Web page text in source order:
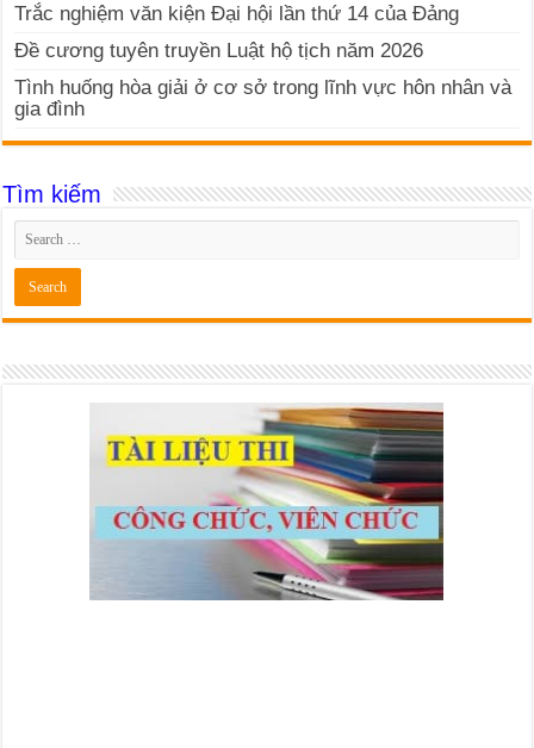
Trắc nghiệm văn kiện Đại hội lần thứ 14 của Đảng
Đề cương tuyên truyền Luật hộ tịch năm 2026
Tình huống hòa giải ở cơ sở trong lĩnh vực hôn nhân và
gia đình
Tìm kiếm